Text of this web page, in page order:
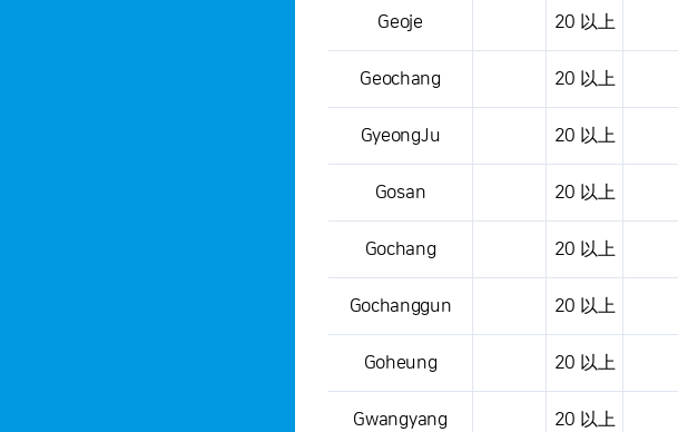
Geoje 20 以上
Geochang 20 以上
GyeongJu 20 以上
Gosan 20 以上
Gochang 20 以上
Gochanggun 20 以上
Goheung 20 以上
Gwangyang 20 以上